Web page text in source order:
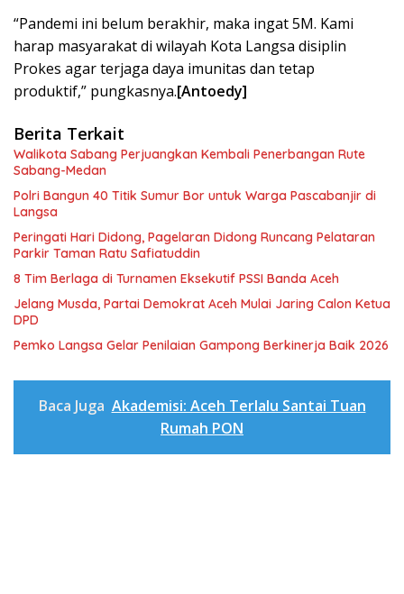
“Pandemi ini belum berakhir, maka ingat 5M. Kami
harap masyarakat di wilayah Kota Langsa disiplin
Prokes agar terjaga daya imunitas dan tetap
produktif,” pungkasnya.[Antoedy]
Berita Terkait
Walikota Sabang Perjuangkan Kembali Penerbangan Rute
Sabang-Medan
Polri Bangun 40 Titik Sumur Bor untuk Warga Pascabanjir di
Langsa
Peringati Hari Didong, Pagelaran Didong Runcang Pelataran
Parkir Taman Ratu Safiatuddin
8 Tim Berlaga di Turnamen Eksekutif PSSI Banda Aceh
Jelang Musda, Partai Demokrat Aceh Mulai Jaring Calon Ketua
DPD
Pemko Langsa Gelar Penilaian Gampong Berkinerja Baik 2026
Baca Juga Akademisi: Aceh Terlalu Santai Tuan
Rumah PON